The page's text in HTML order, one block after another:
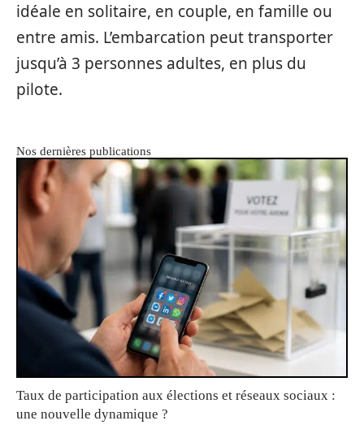
idéale en solitaire, en couple, en famille ou
entre amis. L’embarcation peut transporter
jusqu’à 3 personnes adultes, en plus du
pilote.
Nos dernières publications
Taux de participation aux élections et réseaux sociaux :
une nouvelle dynamique ?